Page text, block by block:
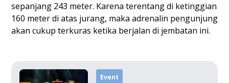
sepanjang 243 meter. Karena terentang di ketinggian
160 meter di atas jurang, maka adrenalin pengunjung
akan cukup terkuras ketika berjalan di jembatan ini.
Event